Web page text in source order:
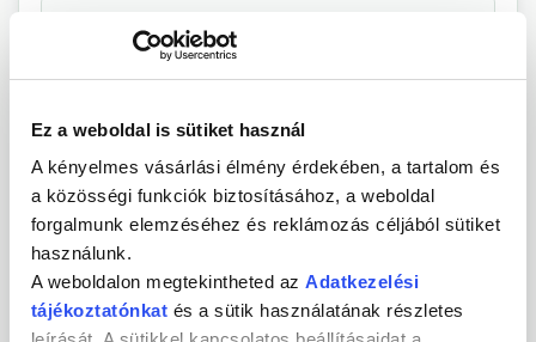
Ez a weboldal is sütiket használ
A kényelmes vásárlási élmény érdekében, a tartalom és
a közösségi funkciók biztosításához, a weboldal
forgalmunk elemzéséhez és reklámozás céljából sütiket
használunk.
A weboldalon megtekintheted azAdatkezelési
tájékoztatónkat és a sütik használatának részletes
Megrendelés azonosító *